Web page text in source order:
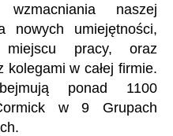
wzmacniania naszej
nowych umiejętności,
pracy, oraz
w całej firmie.
ponad 1100
w 9 Grupach